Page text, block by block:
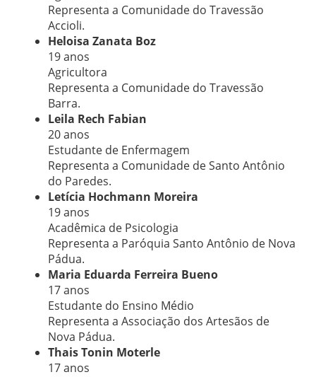
Representa a Comunidade do Travessão
Accioli.
Heloisa Zanata Boz
19 anos
Agricultora
Representa a Comunidade do Travessão
Barra.
Leila Rech Fabian
20 anos
Estudante de Enfermagem
Representa a Comunidade de Santo Antônio
do Paredes.
Letícia Hochmann Moreira
19 anos
Acadêmica de Psicologia
Representa a Paróquia Santo Antônio de Nova
Pádua.
Maria Eduarda Ferreira Bueno
17 anos
Estudante do Ensino Médio
Representa a Associação dos Artesãos de
Nova Pádua.
Thais Tonin Moterle
17 anos